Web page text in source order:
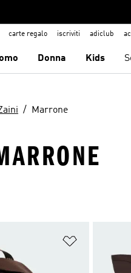
carte regalo iscriviti adiclub
Donna Kids
Marrone
Aggiungi